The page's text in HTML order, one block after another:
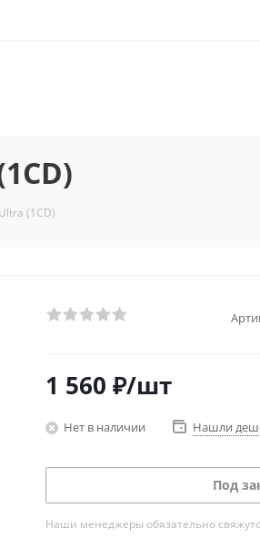
(1CD)
1 560 ₽/шт
Нет в наличии Нашли
Под
Наши менеджеры обязательно